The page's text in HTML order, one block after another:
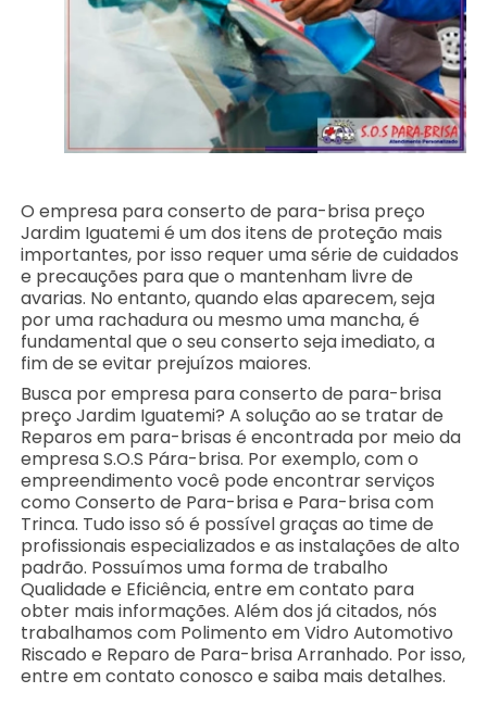
O empresa para conserto de para-brisa preço
Jardim Iguatemi é um dos itens de proteção mais
importantes, por isso requer uma série de cuidados
e precauções para que o mantenham livre de
avarias. No entanto, quando elas aparecem, seja
por uma rachadura ou mesmo uma mancha, é
fundamental que o seu conserto seja imediato, a
fim de se evitar prejuízos maiores.
Busca por empresa para conserto de para-brisa
preço Jardim Iguatemi? A solução ao se tratar de
Reparos em para-brisas é encontrada por meio da
empresa S.O.S Pára-brisa. Por exemplo, com o
empreendimento você pode encontrar serviços
como Conserto de Para-brisa e Para-brisa com
Trinca. Tudo isso só é possível graças ao time de
profissionais especializados e as instalações de alto
padrão. Possuímos uma forma de trabalho
Qualidade e Eficiência, entre em contato para
obter mais informações. Além dos já citados, nós
trabalhamos com Polimento em Vidro Automotivo
Riscado e Reparo de Para-brisa Arranhado. Por isso,
entre em contato conosco e saiba mais detalhes.